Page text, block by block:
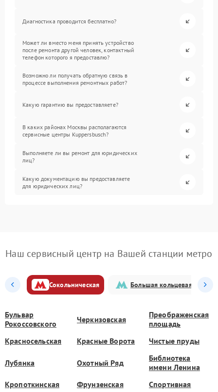
Диагностика проводится бесплатно?
Может ли вместо меня принять устройство
после ремонта другой человек, контактный
телефон которого я предоставлю?
Возможно ли получать обратную связь в
процессе выполнения ремонтных работ?
Какую гарантию вы предоставляете?
В каких районах Москвы располагаются
сервисные центры Kuppersbusch?
Выполняете ли вы ремонт для юридических
лиц?
Какую документацию вы предоставляете
для юридических лиц?
Наш сервисный центр на Вашей станции метро
Сокольническая Большая кольцевая
Бульвар
Рокоссовского
Черкизовская
Преображенская
площадь
Красносельская
Красные Ворота Чистые пруды
Лубянка Охотный Ряд
Библиотека
имени Ленина
Кропоткинская
Фрунзенская Спортивная